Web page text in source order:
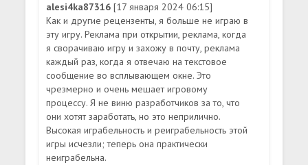
alesi4ka87316[17 января 2024 06:15]
Как и другие рецензенты, я больше не играю в
эту игру. Реклама при открытии, реклама, когда
я сворачиваю игру и захожу в почту, реклама
каждый раз, когда я отвечаю на текстовое
сообщение во всплывающем окне. Это
чрезмерно и очень мешает игровому
процессу. Я не виню разработчиков за то, что
они хотят заработать, но это неприлично.
Высокая играбельность и реиграбельность этой
игры исчезли; теперь она практически
неиграбельна.